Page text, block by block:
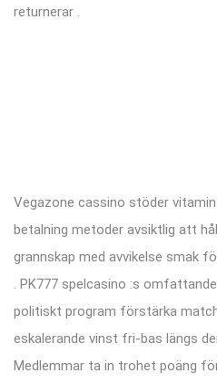
returnerar .
Vegazone cassino stöder
betalning metoder avsiktlig att
grannskap med avvikelse smak
. PK777 spelcasino :s
politiskt program förstärka
eskalerande vinst fri-bas längs
Medlemmar ta in trohet poäng